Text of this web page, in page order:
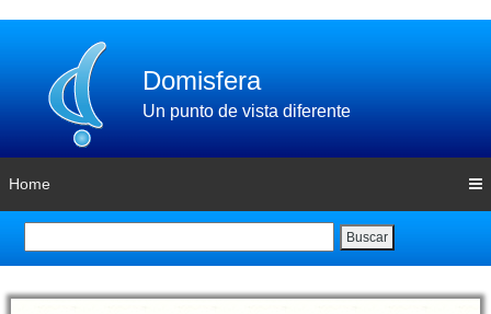
Domisfera
Un punto de vista diferente
Home
Buscar